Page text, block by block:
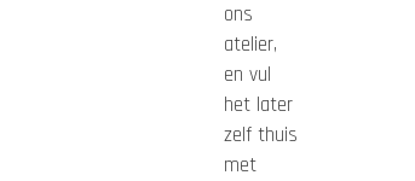
ons
atelier,
en vul
het later
zelf thuis
met